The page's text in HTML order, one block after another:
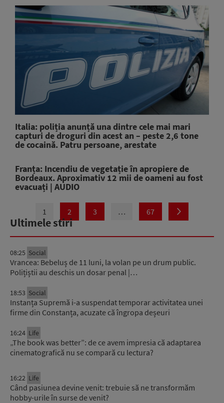
Italia: poliția anunță una dintre cele mai mari
capturi de droguri din acest an – peste 2,6 tone
de cocaină. Patru persoane, arestate
Franța: Incendiu de vegetație în apropiere de
Bordeaux. Aproximativ 12 mii de oameni au fost
evacuați | AUDIO
1 2 3 … 67
Ultimele stiri
08:25 Social
Vrancea: Bebeluș de 11 luni, la volan pe un drum public.
Polițiștii au deschis un dosar penal |…
18:53 Social
Instanța Supremă i-a suspendat temporar activitatea unei
firme din Constanța, acuzate că îngropa deșeuri
16:24 Life
„The book was better”: de ce avem impresia că adaptarea
cinematografică nu se compară cu lectura?
16:22 Life
Când pasiunea devine venit: trebuie să ne transformăm
hobby-urile în surse de venit?